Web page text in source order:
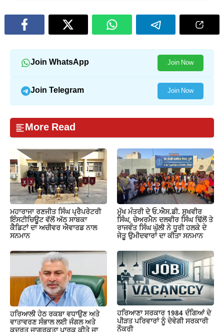
Join WhatsApp Join Now
Join Telegram Join Now
More Read
ਮਹਾਰਾਜਾ ਰਣਜੀਤ ਸਿੰਘ ਪ੍ਰੈਪਰੇਟਰੀ
ਇੰਸਟੀਚਿਊਟ ਵੱਲੋਂ ਅੱਠ ਸਾਬਕਾ
ਕੈਡਿਟਾਂ ਦਾ ਅਚੀਵਰ ਐਵਾਰਡ ਨਾਲ
ਸਨਮਾਨ
ਮੁੱਖ ਮੰਤਰੀ ਦੇ ਓ.ਐਸ.ਡੀ. ਸੁਖਵੀਰ
ਸਿੰਘ, ਚੇਅਰਮੈਨ ਦਲਵੀਰ ਸਿੰਘ ਢਿੱਲੋਂ ਤੇ
ਰਾਜਵੰਤ ਸਿੰਘ ਘੁੱਲੀ ਨੇ ਧੂਰੀ ਹਲਕੇ ਦੇ
ਜੇਤੂ ਉਮੀਦਵਾਰਾਂ ਦਾ ਕੀਤਾ ਸਨਮਾਨ
ਹਰਿਆਲੀ ਹੇਠ ਰਕਬਾ ਵਧਾਉਣ ਅਤੇ
ਵਾਤਾਵਰਣ ਸੰਭਾਲ ਲਈ ਜੰਗਲ ਅਤੇ
ਹਰਿਆਣਾ ਸਰਕਾਰ 1984 ਦੰਗਿਆਂ ਦੇ
ਪੀੜਤ ਪਰਿਵਾਰਾਂ ਨੂੰ ਦੇਵੇਗੀ ਸਰਕਾਰੀ
ਨੌਕਰੀ